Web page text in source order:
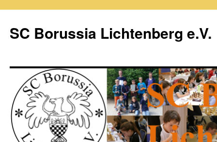
springen
SC Borussia Lichtenberg e.V.